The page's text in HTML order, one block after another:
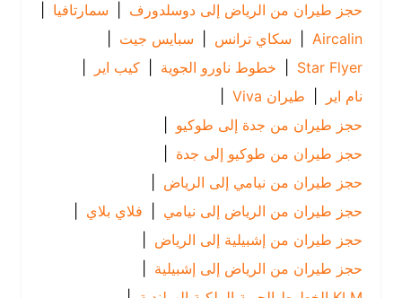
حجز طيران من الرياض إلى دوسلدورف | سمارتافيا
|
Aircalin
| سكاي ترانس | سبايس جيت
|
Star Flyer
| خطوط ناورو الجوية | كيب اير |
| طيران Viva
|
حجز طيران من جدة إلى طوكيو |
حجز طيران من طوكيو إلى جدة
حجز طيران من نيامي إلى الرياض
|
حجز طيران من الرياض إلى نيامي | فلاي بلاي
حجز طيران من إشبيلية إلى الرياض
|
حجز طيران من الرياض إلى إشبيلية |